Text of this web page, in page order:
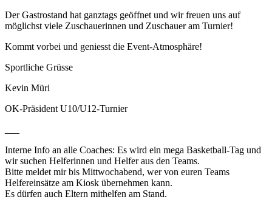
Der Gastrostand hat ganztags geöffnet und wir freuen uns auf
möglichst viele Zuschauerinnen und Zuschauer am Turnier!
Kommt vorbei und geniesst die Event-Atmosphäre!
Sportliche Grüsse
Kevin Müri
OK-Präsident U10/U12-Turnier
Interne Info an alle Coaches: Es wird ein mega Basketball-Tag und
wir suchen Helferinnen und Helfer aus den Teams.
Bitte meldet mir bis Mittwochabend, wer von euren Teams
Helfereinsätze am Kiosk übernehmen kann.
Es dürfen auch Eltern mithelfen am Stand.